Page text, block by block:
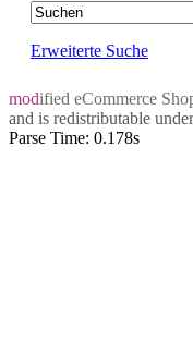
Erweiterte Suche
modified eCommerce
and is redistributable
Parse Time: 0.178s